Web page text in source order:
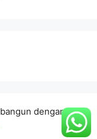
dengan